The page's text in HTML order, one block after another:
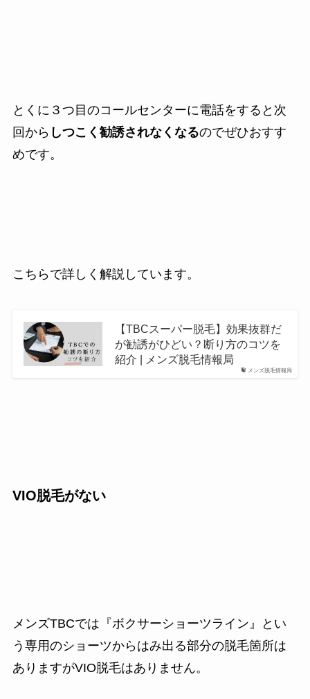
とくに３つ目のコールセンターに電話をすると次
回から しつこく勧誘されなくなるのでぜひおすす
めです。
こちらで詳しく解説しています。
メンズ脱毛情報局
【TBCスーパー脱毛】効果抜群だ
が勧誘がひどい？断り方のコツを
紹介 | メンズ脱毛情報局
VIO脱毛がない
メンズTBCでは『ボクサーショーツライン』とい
う専用のショーツからはみ出る部分の脱毛箇所は
ありますがVIO脱毛はありません。